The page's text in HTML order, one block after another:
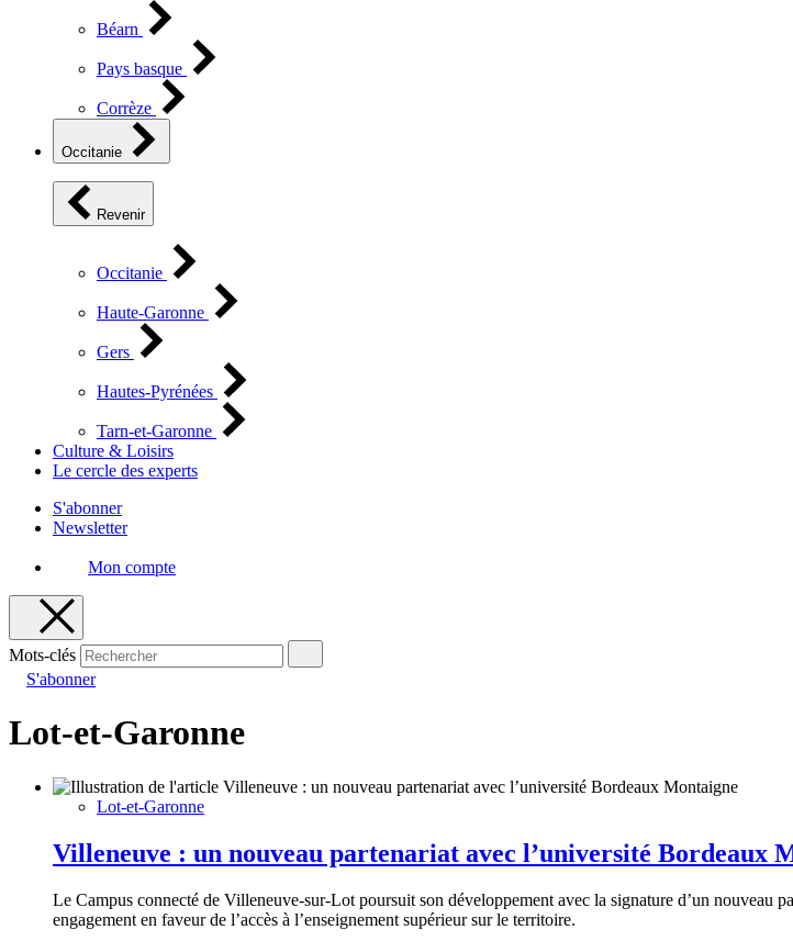
Béarn
Pays basque
Corrèze
Occitanie
Revenir
Occitanie
Haute-Garonne
Gers
Hautes-Pyrénées
Tarn-et-Garonne
Culture & Loisirs
Le cercle des experts
S'abonner
Newsletter
Mon compte
Mots-clés
S'abonner
Lot-et-Garonne
Lot-et-Garonne
Villeneuve : un nouveau partenariat avec l’université Bordeaux
Le Campus connecté de Villeneuve-sur-Lot poursuit son développement avec la signature d’un
engagement en faveur de l’accès à l’enseignement supérieur sur le territoire.